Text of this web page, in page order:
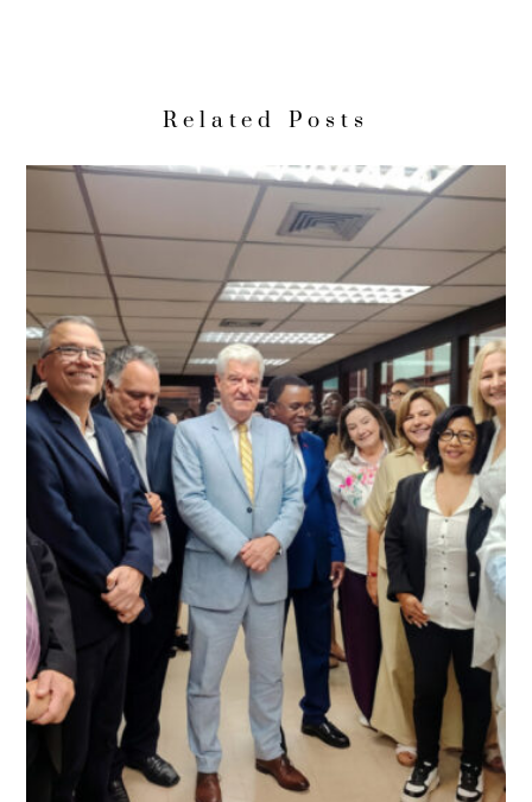
Related Posts